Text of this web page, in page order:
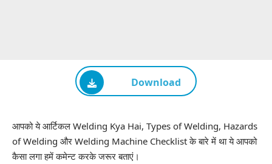
Download
आपको ये आर्टिकल Welding Kya Hai, Types of Welding, Hazards
of Welding और Welding Machine Checklist के बारे में था ये आपको
कैसा लगा हमें कमेन्ट करके जरूर बताएं।